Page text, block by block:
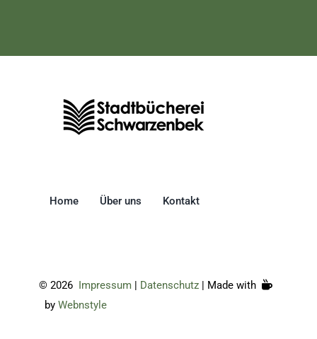
Home Über uns Kontakt
© 2026 Impressum Datenschutz | Made with
by Webnstyle